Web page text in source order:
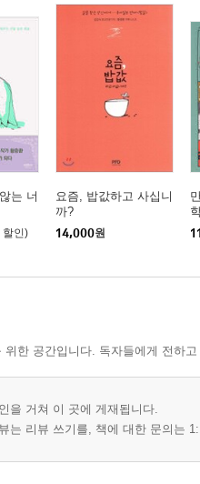
는 너
할인)
요즘, 밥값하고 사십니
까?
14,000원
위한 공간입니다. 독자들에게 전하
을 거쳐 이 곳에 게재됩니다.
는 리뷰 쓰기를, 책에 대한 문의는